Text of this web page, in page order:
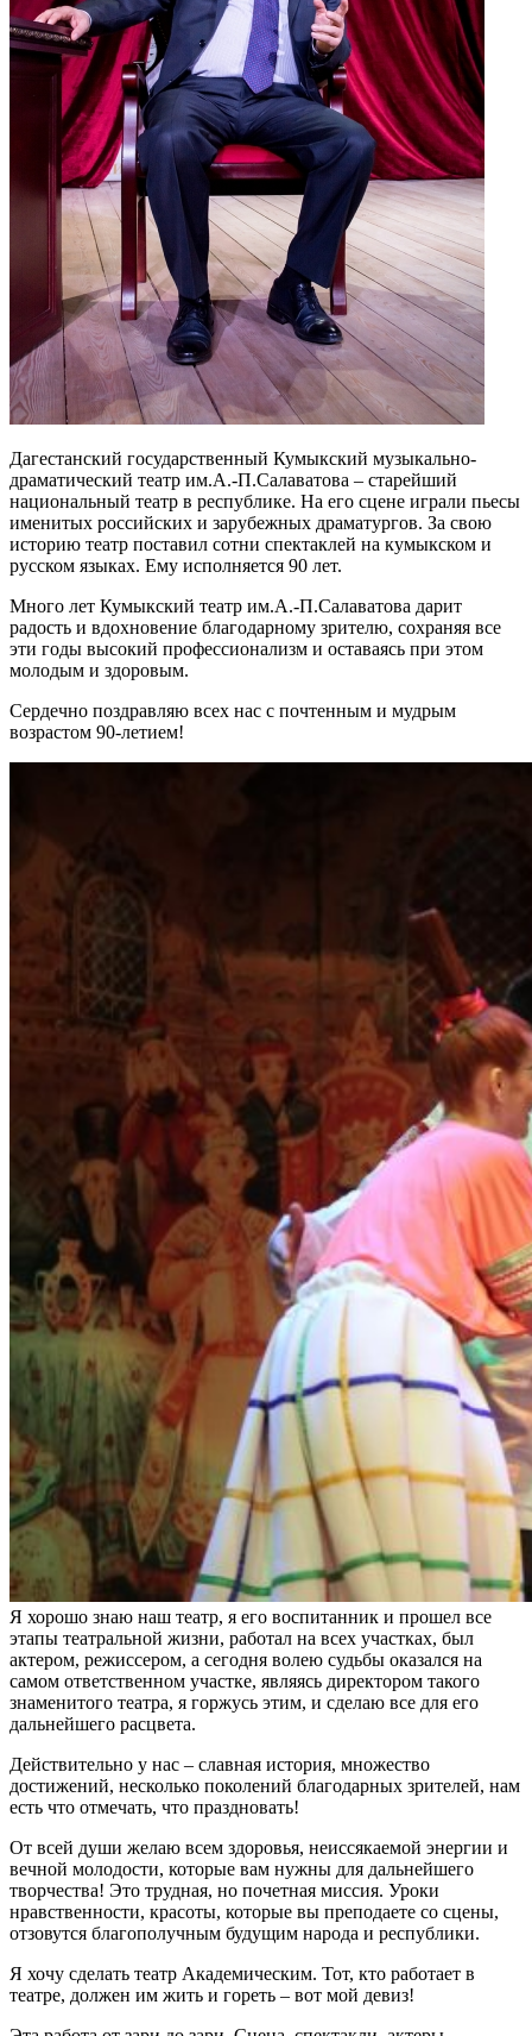
Дагестанский государственный Кумыкский музыкально-
драматический театр им.А.-П.Салаватова – старейший
национальный театр в республике. На его сцене играли пьесы
именитых российских и зарубежных драматургов. За свою
историю театр поставил сотни спектаклей на кумыкском и
русском языках. Ему исполняется 90 лет.
Много лет Кумыкский театр им.А.-П.Салаватова дарит
радость и вдохновение благодарному зрителю, сохраняя все
эти годы высокий профессионализм и оставаясь при этом
молодым и здоровым.
Сердечно поздравляю всех нас с почтенным и мудрым
возрастом 90-летием!
Я хорошо знаю наш театр, я его воспитанник и прошел все
этапы театральной жизни, работал на всех участках, был
актером, режиссером, а сегодня волею судьбы оказался на
самом ответственном участке, являясь директором такого
знаменитого театра, я горжусь этим, и сделаю все для его
дальнейшего расцвета.
Действительно у нас – славная история, множество
достижений, несколько поколений благодарных зрителей, нам
есть что отмечать, что праздновать!
От всей души желаю всем здоровья, неиссякаемой энергии и
вечной молодости, которые вам нужны для дальнейшего
творчества! Это трудная, но почетная миссия. Уроки
нравственности, красоты, которые вы преподаете со сцены,
отзовутся благополучным будущим народа и республики.
Я хочу сделать театр Академическим. Тот, кто работает в
театре, должен им жить и гореть – вот мой девиз!